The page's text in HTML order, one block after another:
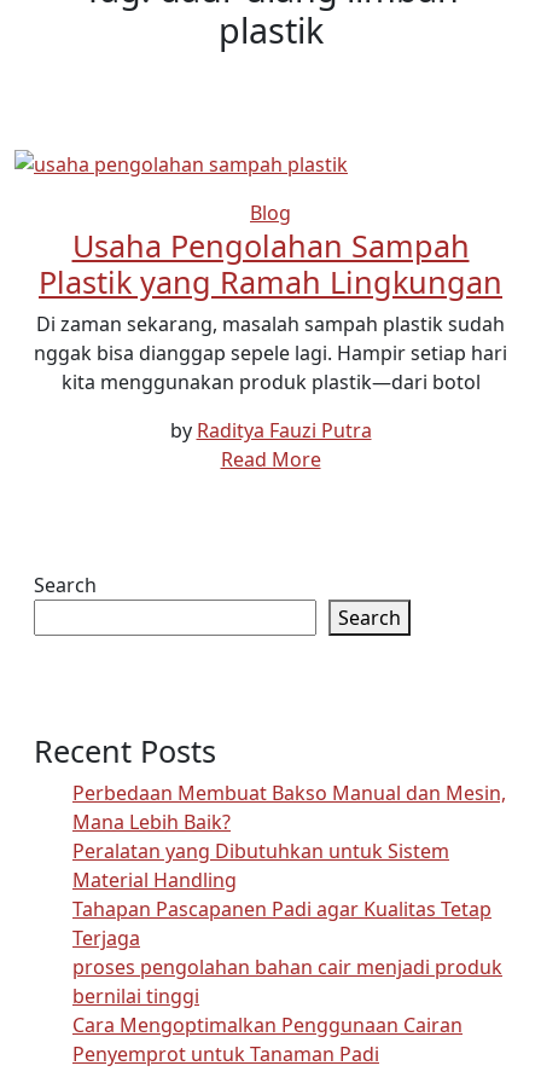
plastik
Blog
Usaha Pengolahan Sampah
Plastik yang Ramah Lingkungan
Di zaman sekarang, masalah sampah plastik sudah
nggak bisa dianggap sepele lagi. Hampir setiap hari
kita menggunakan produk plastik—dari botol
by Raditya Fauzi Putra
Read More
Search
Search
Recent Posts
Perbedaan Membuat Bakso Manual dan Mesin,
Mana Lebih Baik?
Peralatan yang Dibutuhkan untuk Sistem
Material Handling
Tahapan Pascapanen Padi agar Kualitas Tetap
Terjaga
proses pengolahan bahan cair menjadi produk
bernilai tinggi
Cara Mengoptimalkan Penggunaan Cairan
Penyemprot untuk Tanaman Padi